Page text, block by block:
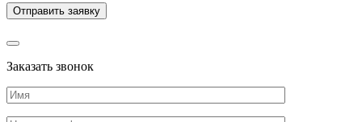
Заказать звонок